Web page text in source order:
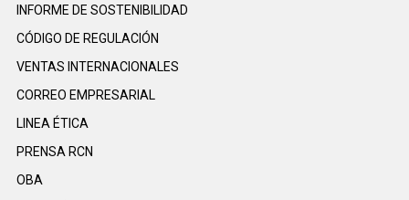
INFORME DE SOSTENIBILIDAD
CÓDIGO DE REGULACIÓN
VENTAS INTERNACIONALES
CORREO EMPRESARIAL
LINEA ÉTICA
PRENSA RCN
OBA